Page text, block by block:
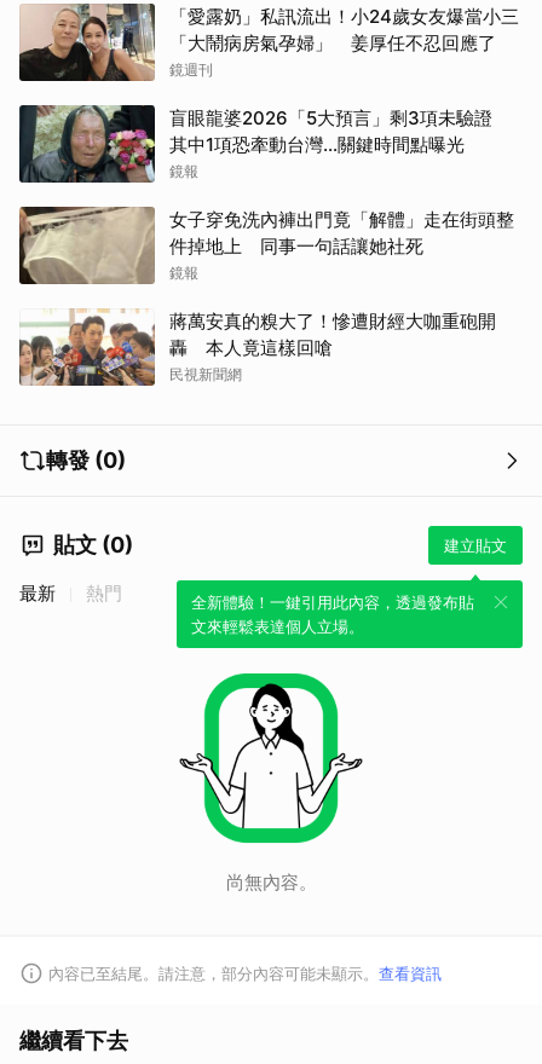
「愛露奶」私訊流出！小24歲女友爆當小三
「大鬧病房氣孕婦」 姜厚任不忍回應了
鏡週刊
盲眼龍婆2026「5大預言」剩3項未驗證
其中1項恐牽動台灣...關鍵時間點曝光
鏡報
女子穿免洗內褲出門竟「解體」走在街頭整
件掉地上 同事一句話讓她社死
鏡報
蔣萬安真的糗大了！慘遭財經大咖重砲開
轟 本人竟這樣回嗆
民視新聞網
轉發 (0)
貼文 (0) 建立貼文
全新體驗！一鍵引用此內容，透過發布貼
文來輕鬆表達個人立場。
最新 熱門
尚無內容。
內容已至結尾。請注意，部分內容可能未顯示。 查看資訊
繼續看下去